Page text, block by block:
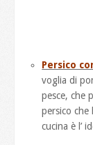
Persico
voglia di
pesce, che
persico
cucina è l’